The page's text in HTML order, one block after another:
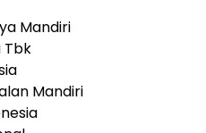
Mandiri
Tbk
Mandiri